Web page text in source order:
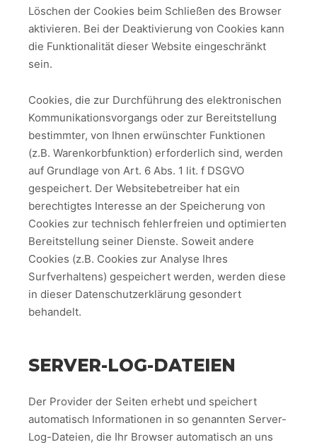
Löschen der Cookies beim Schließen des Browser
aktivieren. Bei der Deaktivierung von Cookies kann
die Funktionalität dieser Website eingeschränkt
sein.
Cookies, die zur Durchführung des elektronischen
Kommunikationsvorgangs oder zur Bereitstellung
bestimmter, von Ihnen erwünschter Funktionen
(z.B. Warenkorbfunktion) erforderlich sind, werden
auf Grundlage von Art. 6 Abs. 1 lit. f DSGVO
gespeichert. Der Websitebetreiber hat ein
berechtigtes Interesse an der Speicherung von
Cookies zur technisch fehlerfreien und optimierten
Bereitstellung seiner Dienste. Soweit andere
Cookies (z.B. Cookies zur Analyse Ihres
Surfverhaltens) gespeichert werden, werden diese
in dieser Datenschutzerklärung gesondert
behandelt.
SERVER-LOG-DATEIEN
Der Provider der Seiten erhebt und speichert
automatisch Informationen in so genannten Server-
Log-Dateien, die Ihr Browser automatisch an uns